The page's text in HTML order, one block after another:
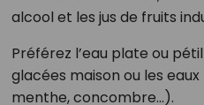
alcool et les jus de fruits
Préférez l’eau plate ou
glacées maison ou les
menthe, concombre…).